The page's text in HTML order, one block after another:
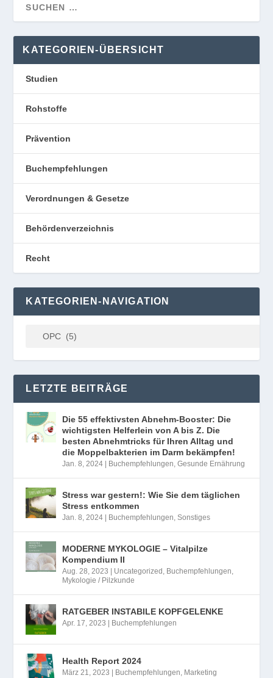
KATEGORIEN-ÜBERSICHT
Studien
Rohstoffe
Prävention
Buchempfehlungen
Verordnungen & Gesetze
Behördenverzeichnis
Recht
KATEGORIEN-NAVIGATION
LETZTE BEITRÄGE
Die 55 effektivsten Abnehm-Booster: Die
wichtigsten Helferlein von A bis Z. Die
besten Abnehmtricks für Ihren Alltag und
die Moppelbakterien im Darm bekämpfen!
Jan. 8, 2024 Buchempfehlungen,Gesunde Ernährung
Stress war gestern!: Wie Sie dem täglichen
Stress entkommen
Jan. 8, 2024 Buchempfehlungen,Sonstiges
MODERNE MYKOLOGIE – Vitalpilze
Kompendium II
Aug. 28, 2023 Uncategorized , Buchempfehlungen,
Mykologie / Pilzkunde
RATGEBER INSTABILE KOPFGELENKE
Apr. 17, 2023 Buchempfehlungen
Health Report 2024
März 21, 2023 Buchempfehlungen, Marketing